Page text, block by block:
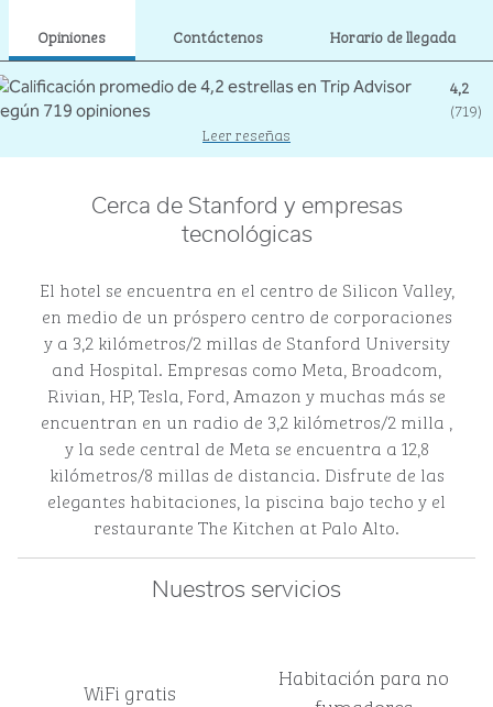
Opiniones Contáctenos Horario de llegada
4,2
(719)
Leer reseñas
Cerca de Stanford y empresas
tecnológicas
El hotel se encuentra en el centro de Silicon Valley,
en medio de un próspero centro de corporaciones
y a 3,2 kilómetros/2 millas de Stanford University
and Hospital. Empresas como Meta, Broadcom,
Rivian, HP, Tesla, Ford, Amazon y muchas más se
encuentran en un radio de 3,2 kilómetros/2 milla ,
y la sede central de Meta se encuentra a 12,8
kilómetros/8 millas de distancia. Disfrute de las
elegantes habitaciones, la piscina bajo techo y el
restaurante The Kitchen at Palo Alto.
Nuestros servicios
WiFi gratis
Habitación para no